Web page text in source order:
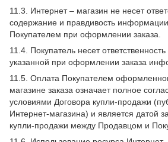
11.3. Интернет – магазин не несет
содержание и правдивость
Покупателем при оформлении заказа.
11.4. Покупатель несет
указанной при оформлении заказа
11.5. Оплата Покупателем
магазине заказа означает полное
условиями Договора купли-продажи
Интернет-магазина) и является датой
купли-продажи между Продавцом и